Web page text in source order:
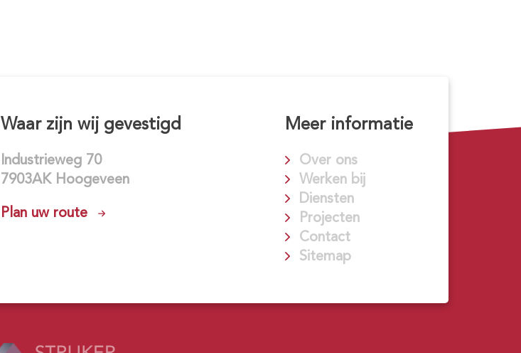
Waar zijn wij gevestigd
Industrieweg 70
7903AK Hoogeveen
Plan uw route
Meer informatie
Over ons
Werken bij
Diensten
Projecten
Contact
Sitemap